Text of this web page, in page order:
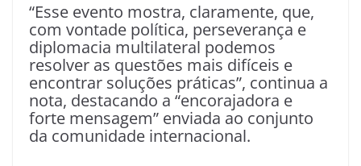
“Esse evento mostra, claramente, que,
com vontade política, perseverança e
diplomacia multilateral podemos
resolver as questões mais difíceis e
encontrar soluções práticas”, continua a
nota, destacando a “encorajadora e
forte mensagem” enviada ao conjunto
da comunidade internacional.